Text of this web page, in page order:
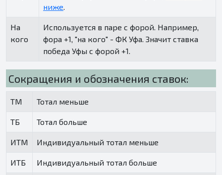
ниже
На
кого
Используется в паре с форой. Например,
фора +1, "на кого" - ФК Уфа. Значит ставка
победа Уфы с форой +1.
Сокращения и обозначения ставок:
ТМ Тотал меньше
ТБ Тотал больше
ИТМ Индивидуальный тотал меньше
ИТБ Индивидуальный тотал больше